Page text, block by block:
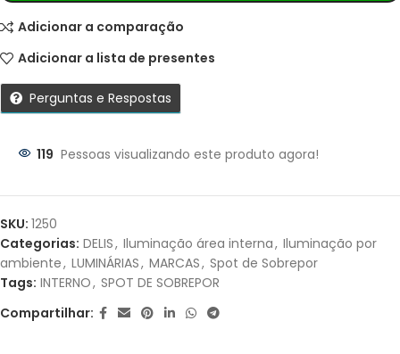
Parcelas:
JUROS
2X DE R$54,47SEM
JUROS
R$
Adicionar a comparação
Adicionar a lista de presentes
Perguntas e Respostas
119 Pessoas visualizando este produto agora!
SKU: 1250
Categorias: DELIS, Iluminação área interna, Iluminação por
ambiente, LUMINÁRIAS, MARCAS, Spot de Sobrepor
Tags: INTERNO, SPOT DE SOBREPOR
Compartilhar: